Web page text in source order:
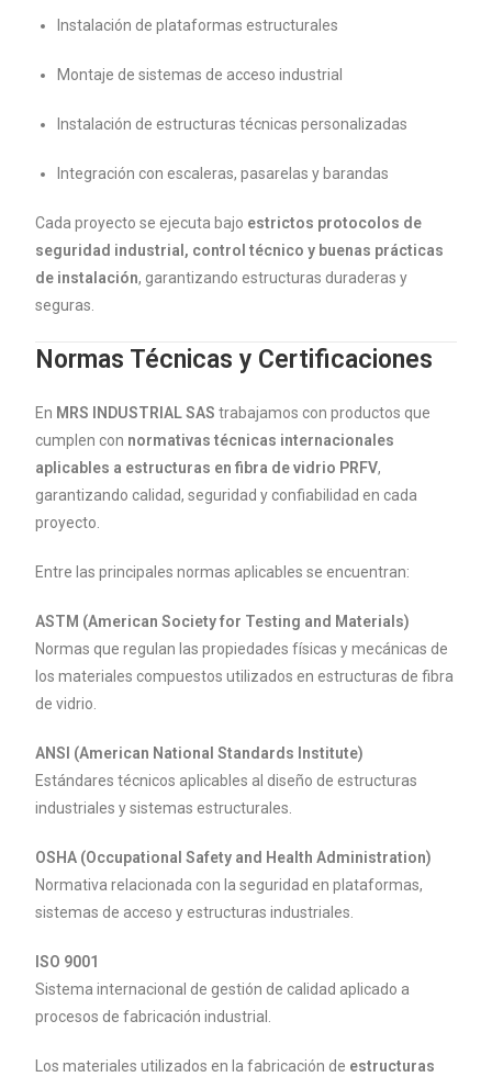
Instalación de plataformas estructurales
Montaje de sistemas de acceso industrial
Instalación de estructuras técnicas personalizadas
Integración con escaleras, pasarelas y barandas
Cada proyecto se ejecuta bajo estrictos protocolos de
seguridad industrial, control técnico y buenas prácticas
de instalación, garantizando estructuras duraderas y
seguras.
Normas Técnicas y Certificaciones
En MRS INDUSTRIAL SAS trabajamos con productos que
cumplen con normativas técnicas internacionales
aplicables a estructuras en fibra de vidrio PRFV,
garantizando calidad, seguridad y confiabilidad en cada
proyecto.
Entre las principales normas aplicables se encuentran:
ASTM (American Society for Testing and Materials)
Normas que regulan las propiedades físicas y mecánicas de
los materiales compuestos utilizados en estructuras de fibra
de vidrio.
ANSI (American National Standards Institute)
Estándares técnicos aplicables al diseño de estructuras
industriales y sistemas estructurales.
OSHA (Occupational Safety and Health Administration)
Normativa relacionada con la seguridad en plataformas,
sistemas de acceso y estructuras industriales.
ISO 9001
Sistema internacional de gestión de calidad aplicado a
procesos de fabricación industrial.
Los materiales utilizados en la fabricación de estructuras